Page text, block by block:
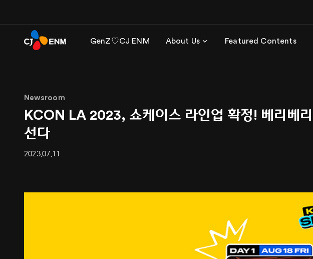
GenZ♡CJ ENM About Us Featured Contents
Newsroom
KCON LA 2023, 쇼케이스 라인업 확정! 베리베
선다
2023.07.11